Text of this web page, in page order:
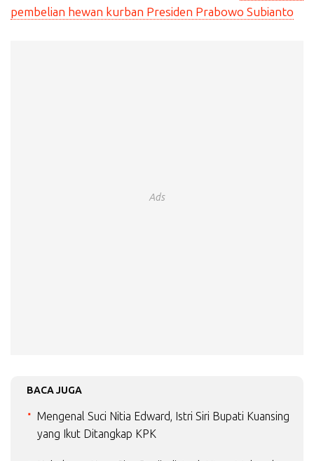
pembelian hewan kurban Presiden Prabowo Subianto
Ads
BACA JUGA
Mengenal Suci Nitia Edward, Istri Siri Bupati Kuansing
yang Ikut Ditangkap KPK